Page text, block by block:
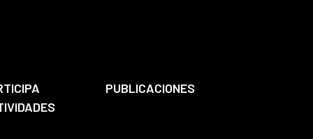
PUBLICACIONES